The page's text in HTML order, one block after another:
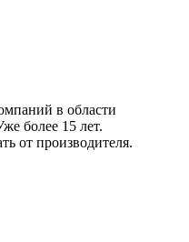
в области
более 15 лет.
от производителя.